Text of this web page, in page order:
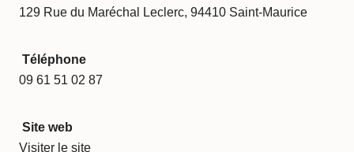
129 Rue du Maréchal Leclerc, 94410 Saint-Maurice
Téléphone
09 61 51 02 87
Site web
Visiter le site